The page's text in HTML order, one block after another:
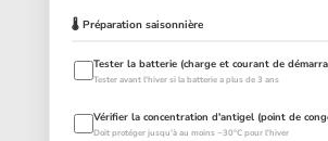
🌡️ Préparation saisonnière
Tester la batterie (charge et courant de
Tester avant l'hiver si la batterie a plus de 3 ans
Vérifier la concentration d'antigel (point de
Doit protéger jusqu'à au moins −30°C pour l'hiver